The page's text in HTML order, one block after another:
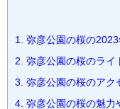
1. 弥彦公園の桜の
2. 弥彦公園の桜のライ
3. 弥彦公園の桜のアク
4. 弥彦公園の桜の魅力